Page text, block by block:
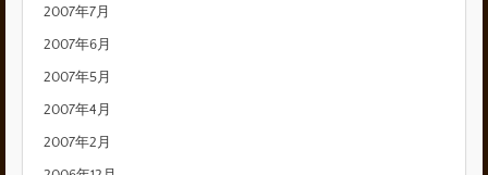
2007年7月
2007年6月
2007年5月
2007年4月
2007年2月